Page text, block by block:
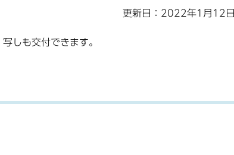
更新日：2022年1月12日
しも交付できます。